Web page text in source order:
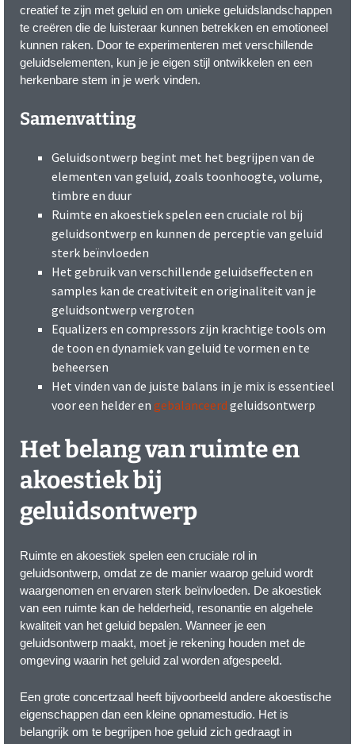
creatief te zijn met geluid en om unieke geluidslandschappen
te creëren die de luisteraar kunnen betrekken en emotioneel
kunnen raken. Door te experimenteren met verschillende
geluidselementen, kun je je eigen stijl ontwikkelen en een
herkenbare stem in je werk vinden.
Samenvatting
Geluidsontwerp begint met het begrijpen van de
elementen van geluid, zoals toonhoogte, volume,
timbre en duur
Ruimte en akoestiek spelen een cruciale rol bij
geluidsontwerp en kunnen de perceptie van geluid
sterk beïnvloeden
Het gebruik van verschillende geluidseffecten en
samples kan de creativiteit en originaliteit van je
geluidsontwerp vergroten
Equalizers en compressors zijn krachtige tools om
de toon en dynamiek van geluid te vormen en te
beheersen
Het vinden van de juiste balans in je mix is essentieel
voor een helder en gebalanceerd geluidsontwerp
Het belang van ruimte en
akoestiek bij
geluidsontwerp
Ruimte en akoestiek spelen een cruciale rol in
geluidsontwerp, omdat ze de manier waarop geluid wordt
waargenomen en ervaren sterk beïnvloeden. De akoestiek
van een ruimte kan de helderheid, resonantie en algehele
kwaliteit van het geluid bepalen. Wanneer je een
geluidsontwerp maakt, moet je rekening houden met de
omgeving waarin het geluid zal worden afgespeeld.
Een grote concertzaal heeft bijvoorbeeld andere akoestische
eigenschappen dan een kleine opnamestudio. Het is
belangrijk om te begrijpen hoe geluid zich gedraagt in